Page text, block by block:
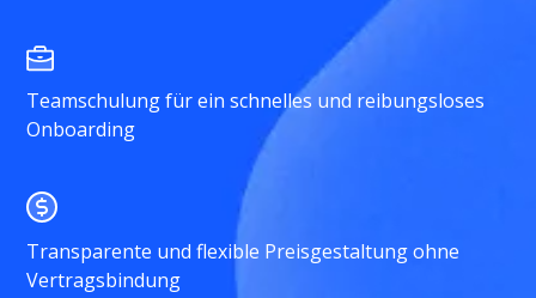
Teamschulung für ein schnelles und reibungsloses
Onboarding
Transparente und flexible Preisgestaltung ohne
Vertragsbindung